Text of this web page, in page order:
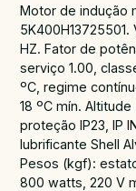
Motor de indução
HZ. Fator de
serviço 1.00,
ºC, regime
18 ºC mín.
proteção IP23, IP
lubrificante Shell
Pesos (kgf):
800 watts, 220 V